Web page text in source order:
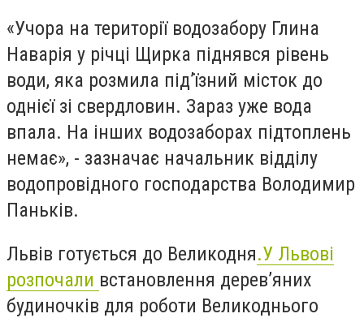
«Учора на території водозабору Глина
Наварія у річці Щирка піднявся рівень
води, яка розмила під’їзний місток до
однієї зі свердловин. Зараз уже вода
впала. На інших водозаборах підтоплень
немає», - зазначає начальник відділу
водопровідного господарства Володимир
Паньків.
Львів готується до Великодня.У Львові
розпочали встановлення дерев’яних
будиночків для роботи Великоднього